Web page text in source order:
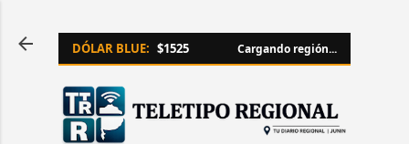
DÓLAR BLUE: $1525 Cargando región...